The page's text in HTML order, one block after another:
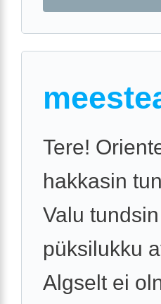
Tere!
hakkasin
Valu
püksilukku
Algselt ei